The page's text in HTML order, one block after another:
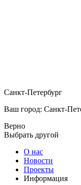
Санкт-Петербург
Ваш город: Санкт-
Верно
Выбрать другой
О нас
Новости
Проекты
Информация